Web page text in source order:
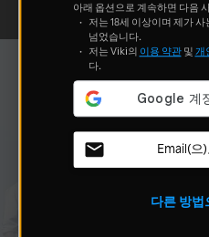
아래 옵션으로 계속하면 다음
저는 18세 이상이며 제가
넘었습니다.
저는 Viki의 이용 약관및 개
다.
Email(으
다른 방법